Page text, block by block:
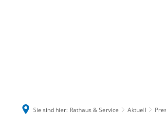
Sie sind hier: Rathaus & Service Aktuell